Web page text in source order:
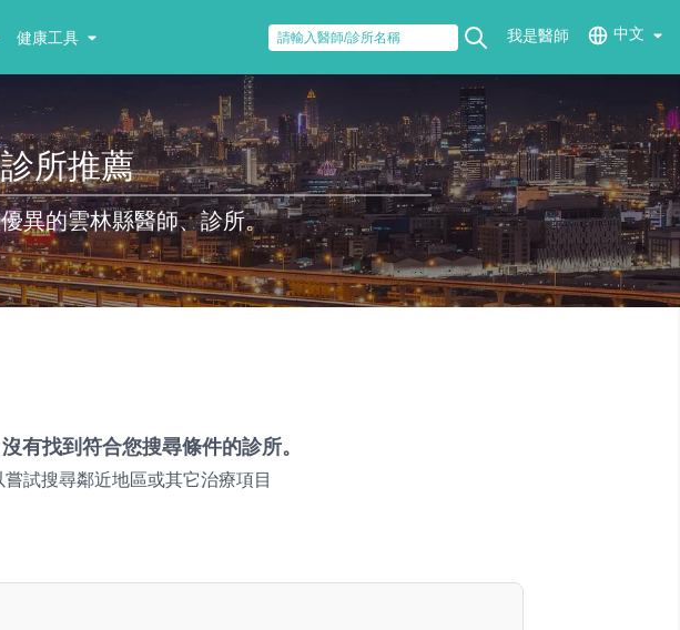
健康工具 我是醫師 中文
所推薦
異的雲林縣醫師、診所。
有找到符合您搜尋條件的診所。
嘗試搜尋鄰近地區或其它治療項目